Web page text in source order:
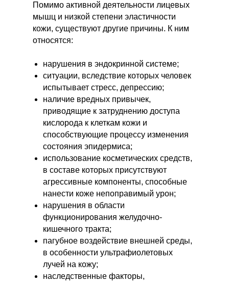
Помимо активной деятельности лицевых
мышц и низкой степени эластичности
кожи, существуют другие причины. К ним
относятся:
нарушения в эндокринной системе;
ситуации, вследствие которых человек
испытывает стресс, депрессию;
наличие вредных привычек,
приводящие к затруднению доступа
кислорода к клеткам кожи и
способствующие процессу изменения
состояния эпидермиса;
использование косметических средств,
в составе которых присутствуют
агрессивные компоненты, способные
нанести коже непоправимый урон;
нарушения в области
функционирования желудочно-
кишечного тракта;
пагубное воздействие внешней среды,
в особенности ультрафиолетовых
лучей на кожу;
наследственные факторы,